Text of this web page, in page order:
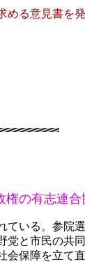
見書を発
権の有志連合
いる。参院
と市民の
保障を立